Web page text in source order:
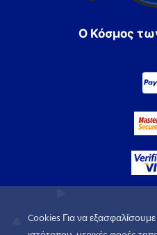
Ο Κόσμος
Cookies Για να